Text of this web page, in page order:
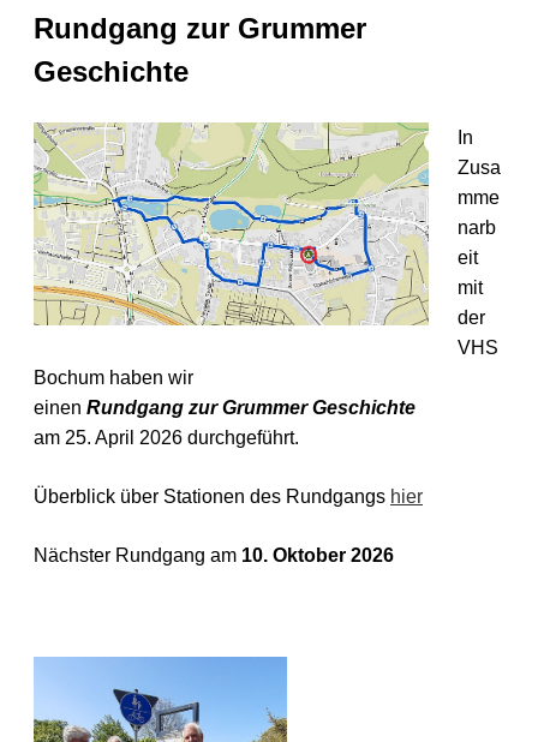
Rundgang zur Grummer
Geschichte
In
Zusa
mme
narb
eit
mit
der
VHS
Bochum haben wir
einen Rundgang zur Grummer Geschichte
am 25. April 2026 durchgeführt.
Überblick über Stationen des Rundgangs hier
Nächster Rundgang am 10. Oktober 2026